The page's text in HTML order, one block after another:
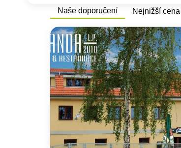
Naše doporučení Nejnižší cena